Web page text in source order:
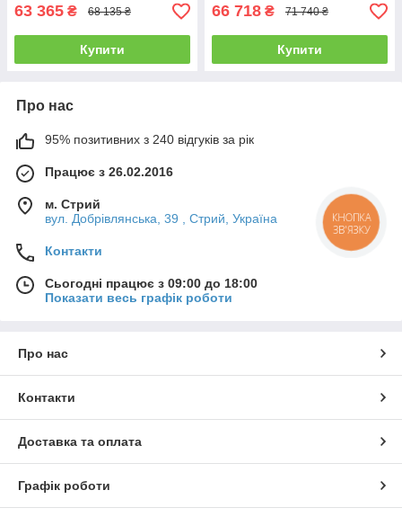
63 365 ₴ 68 135 ₴
Купити
66 718 ₴ 71 740 ₴
Купити
Про нас
95% позитивних з 240 відгуків за рік
Працює з 26.02.2016
м. Стрий
вул. Добрівлянська, 39 , Стрий, Україна
Контакти
Сьогодні працює з 09:00 до 18:00
Показати весь графік роботи
Про нас
Контакти
Доставка та оплата
Графік роботи
КНОПКА
ЗВ'ЯЗКУ